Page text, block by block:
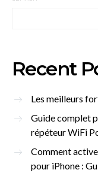
Recent
Les meilleurs
Guide complet
répéteur WiFi
Comment
pour iPhone :